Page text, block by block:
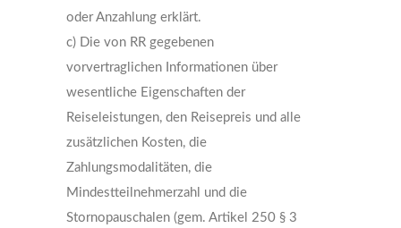
oder Anzahlung erklärt.
c) Die von RR gegebenen
vorvertraglichen Informationen über
wesentliche Eigenschaften der
Reiseleistungen, den Reisepreis und alle
zusätzlichen Kosten, die
Zahlungsmodalitäten, die
Mindestteilnehmerzahl und die
Stornopauschalen (gem. Artikel 250 § 3